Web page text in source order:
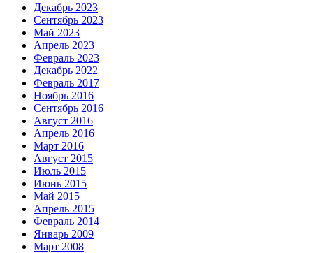
Декабрь 2023
Сентябрь 2023
Май 2023
Апрель 2023
Февраль 2023
Декабрь 2022
Февраль 2017
Ноябрь 2016
Сентябрь 2016
Август 2016
Апрель 2016
Март 2016
Август 2015
Июль 2015
Июнь 2015
Май 2015
Апрель 2015
Февраль 2014
Январь 2009
Март 2008